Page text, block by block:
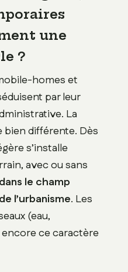
une
?
homes et
par leur
La
bien différente. Dès
s’installe
avec ou sans
le champ
l’urbanisme. Les
(eau,
ce caractère